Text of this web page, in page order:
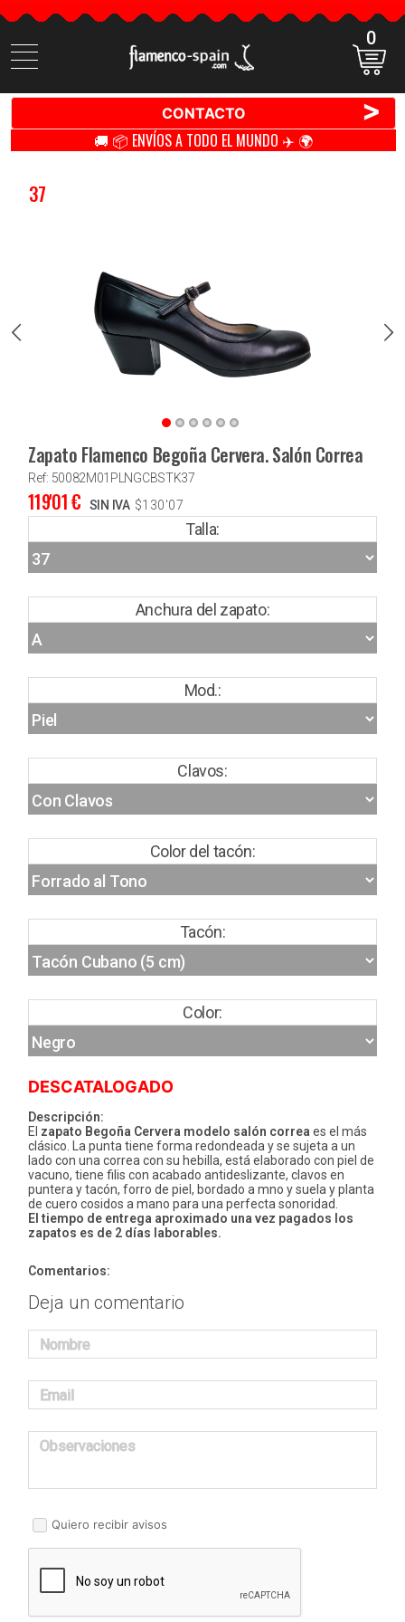
Buscar
productos
0
CONTACTO >
🚚 📦 ENVÍOS A TODO EL MUNDO ✈️ 🌍
37
Zapato Flamenco Begoña Cervera. Salón Correa
Ref: 50082M01PLNGCBSTK37
119'01€ SIN IVA $130'07
Talla:
Anchura del zapato:
Mod.:
Clavos:
Color del tacón:
Tacón:
Color:
DESCATALOGADO
Descripción:
El zapato Begoña Cervera modelo salón correa es el más
clásico. La punta tiene forma redondeada y se sujeta a un
lado con una correa con su hebilla, está elaborado con piel de
vacuno, tiene filis con acabado antideslizante, clavos en
puntera y tacón, forro de piel, bordado a mno y suela y planta
de cuero cosidos a mano para una perfecta sonoridad.
El tiempo de entrega aproximado una vez pagados los
zapatos es de 2 días laborables.
Comentarios:
Deja un comentario
Nombre
Email
Observaciones
Quiero recibir avisos